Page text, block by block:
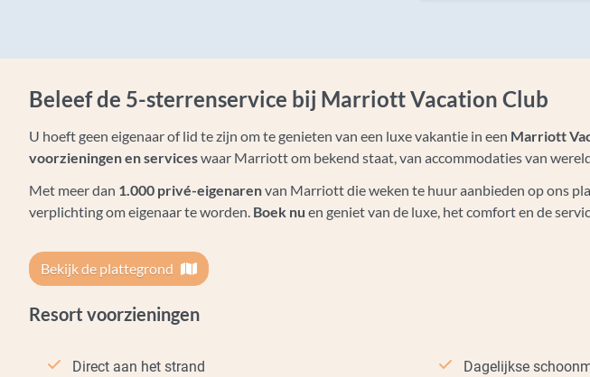
Beleef de 5-sterrenservice bij Marriott Vacation Club
U hoeft geen eigenaar of lid te zijn om te genieten van een luxe vakantie in een Marriott
voorzieningen en serviceswaar Marriott om bekend staat, van accommodaties van
Met meer dan 1.000 privé-eigenarenvan Marriott die weken te huur aanbieden op ons
verplichting om eigenaar te worden. Boek nu en geniet van de luxe, het comfort en de
Bekijk de plattegrond
Resort voorzieningen
Direct aan het strand
Dagelijkse